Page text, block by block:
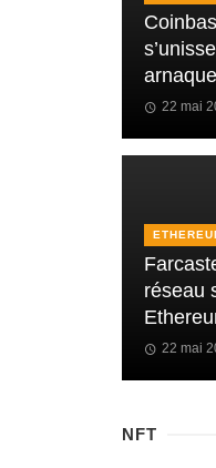
22 mai
réseau
22 mai
NFT